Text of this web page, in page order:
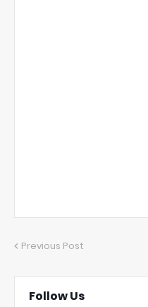
Previous Post
Follow Us